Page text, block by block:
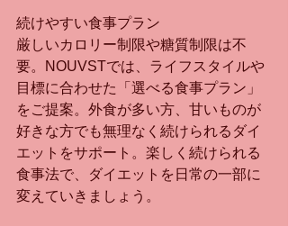
続けやすい食事プラン
厳しいカロリー制限や糖質制限は不
要。NOUVSTでは、ライフスタイルや
目標に合わせた「選べる食事プラン」
をご提案。外食が多い方、甘いものが
好きな方でも無理なく続けられるダイ
エットをサポート。楽しく続けられる
食事法で、ダイエットを日常の一部に
変えていきましょう。